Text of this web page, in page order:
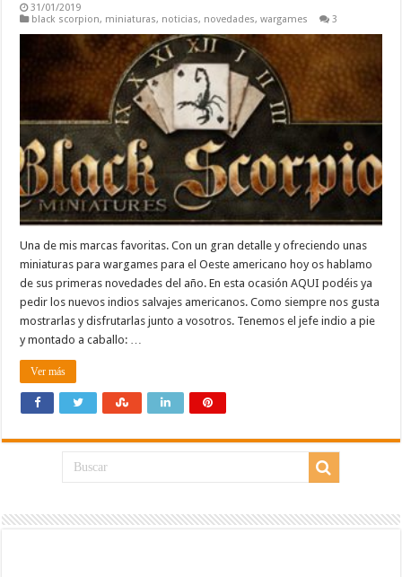
31/01/2019
black scorpion, miniaturas, noticias, novedades,wargames 3
Una de mis marcas favoritas. Con un gran detalle y ofreciendo unas
miniaturas para wargames para el Oeste americano hoy os hablamo
de sus primeras novedades del año. En esta ocasión AQUI podéis ya
pedir los nuevos indios salvajes americanos. Como siempre nos gusta
mostrarlas y disfrutarlas junto a vosotros. Tenemos el jefe indio a pie
y montado a caballo: …
Ver más